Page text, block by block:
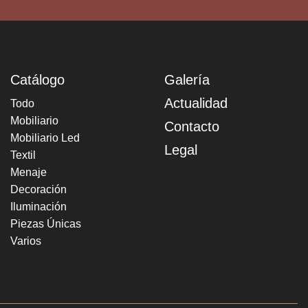
Catálogo
Todo
Mobiliario
Mobiliario Led
Textil
Menaje
Decoración
Iluminación
Piezas Únicas
Varios
Galería
Actualidad
Contacto
Legal